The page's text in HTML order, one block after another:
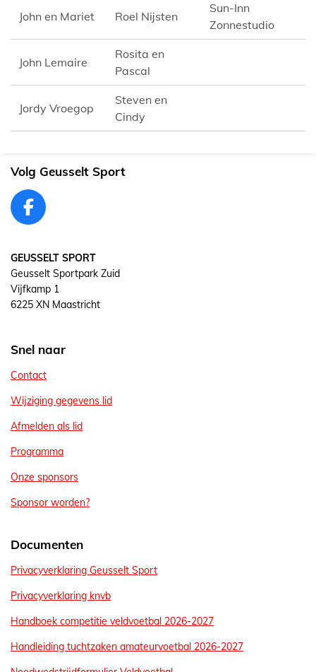
John en Mariet Roel Nijsten
Sun-Inn
Zonnestudio
John Lemaire
Rosita en
Pascal
Jordy Vroegop
Steven en
Cindy
Volg Geusselt Sport
F
e
b
o
GEUSSELT SPORT
Geusselt Sportpark Zuid
Vijfkamp 1
6225 XN Maastricht
Snel naar
Contact
Wijziging gegevens lid
Afmelden als lid
Programma
Onze sponsors
Sponsor worden?
Documenten
Privacyverklaring Geusselt Sport
Privacyverklaring knvb
Handboek competitie veldvoetbal 2026-2027
Handleiding tuchtzaken amateurvoetbal 2026-2027